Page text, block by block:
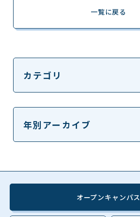
一覧に戻る
カテゴリ
年別アーカイブ
オープンキャンパス